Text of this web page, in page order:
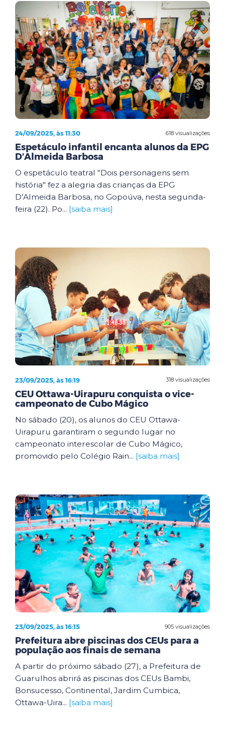
618 visualizações
24/09/2025, às 11:30
Espetáculo infantil encanta alunos da EPG
D’Almeida Barbosa
O espetáculo teatral "Dois personagens sem
história" fez a alegria das crianças da EPG
D’Almeida Barbosa, no Gopoúva, nesta segunda-
feira (22). Po... [saiba mais]
318 visualizações
23/09/2025, às 16:19
CEU Ottawa-Uirapuru conquista o vice-
campeonato de Cubo Mágico
No sábado (20), os alunos do CEU Ottawa-
Uirapuru garantiram o segundo lugar no
campeonato interescolar de Cubo Mágico,
promovido pelo Colégio Rain... [saiba mais]
905 visualizações
23/09/2025, às 16:15
Prefeitura abre piscinas dos CEUs para a
população aos finais de semana
A partir do próximo sábado (27), a Prefeitura de
Guarulhos abrirá as piscinas dos CEUs Bambi,
Bonsucesso, Continental, Jardim Cumbica,
Ottawa-Uira... [saiba mais]